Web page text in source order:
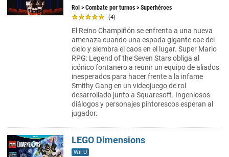
Rol > Combate por turnos > Superhéroes
(4)
El Reino Champiñón se enfrenta a una nueva
amenaza cuando una espada gigante cae del
cielo y siembra el caos en el lugar. Super Mario
RPG: Legend of the Seven Stars obliga al
icónico fontanero a reunir un equipo de aliados
inesperados para hacer frente a la infame
Smithy Gang en un videojuego de rol
desarrollado junto a Squaresoft. Ingeniosos
diálogos y personajes pintorescos esperan al
jugador.
LEGO Dimensions
Wii U